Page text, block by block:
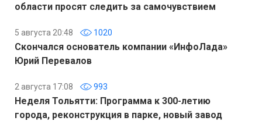
области просят следить за самочувствием
5 августа 20:48 1020
Скончался основатель компании «ИнфоЛада»
Юрий Перевалов
2 августа 17:08 993
Неделя Тольятти: Программа к 300-летию
города, реконструкция в парке, новый завод